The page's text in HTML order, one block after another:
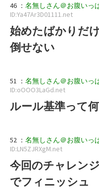
46 ： 名無しさん＠お腹いっ
ID:Ya47Ar3D01111.net
始めたばかりだ
倒せない
51 ： 名無しさん＠お腹いっ
ID:oOOO3LaGd.net
ルール基準って
52 ： 名無しさん＠お腹いっ
ID:LN5ZJRXgM.net
今回のチャレン
でフィニッシュ